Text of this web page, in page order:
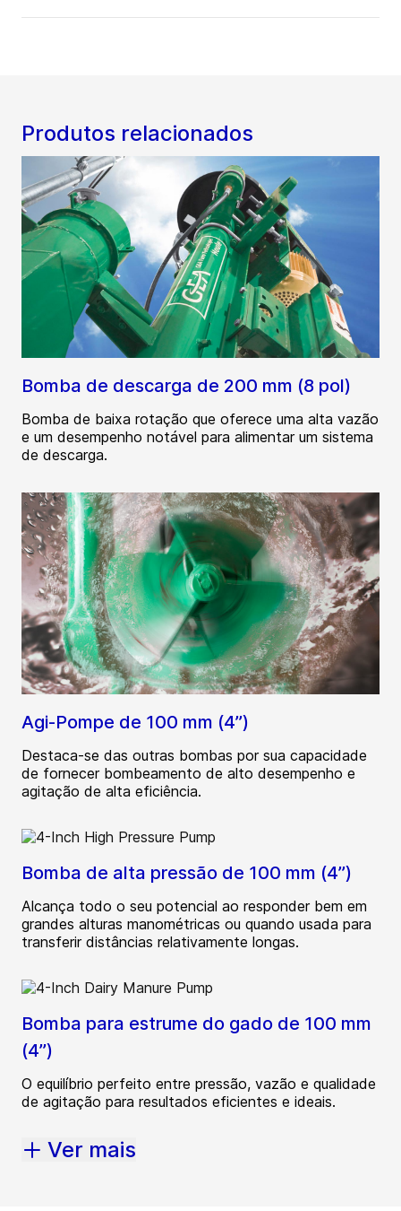
Produtos relacionados
Bomba de descarga de 200 mm (8 pol)
Bomba de baixa rotação que oferece uma alta vazão
e um desempenho notável para alimentar um sistema
de descarga.
Agi-Pompe de 100 mm (4”)
Destaca-se das outras bombas por sua capacidade
de fornecer bombeamento de alto desempenho e
agitação de alta eficiência.
Bomba de alta pressão de 100 mm (4”)
Alcança todo o seu potencial ao responder bem em
grandes alturas manométricas ou quando usada para
transferir distâncias relativamente longas.
Bomba para estrume do gado de 100 mm
(4”)
O equilíbrio perfeito entre pressão, vazão e qualidade
de agitação para resultados eficientes e ideais.
Ver mais